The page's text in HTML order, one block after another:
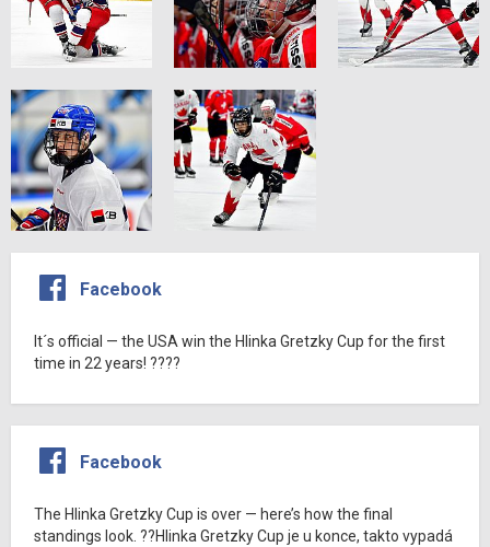
Facebook
It´s official — the USA win the Hlinka Gretzky Cup for the first
time in 22 years! ????
Facebook
The Hlinka Gretzky Cup is over — here’s how the final
standings look. ??Hlinka Gretzky Cup je u konce, takto vypadá